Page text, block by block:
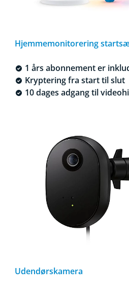
Hjemmemonitorering
1 års abonnement er
Kryptering fra start til slut
10 dages adgang til
Udendørskamera